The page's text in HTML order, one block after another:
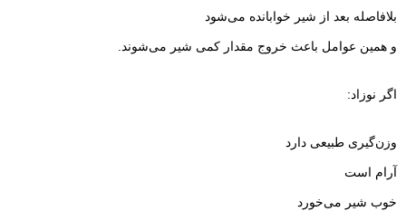
بلافاصله بعد از شیر خوابانده می‌شود
و همین عوامل باعث خروج مقدار کمی شیر می‌شوند.
اگر نوزاد:
وزن‌گیری طبیعی دارد
آرام است
خوب شیر می‌خورد